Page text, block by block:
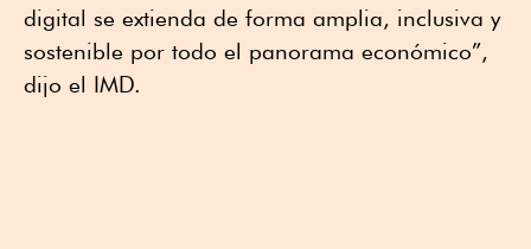
digital se extienda de forma amplia, inclusiva y
sostenible por todo el panorama económico”,
dijo el IMD.